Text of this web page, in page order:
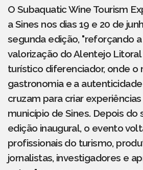
O Subaquatic Wine Tourism
a Sines nos dias 19 e 20 de
segunda edição, "reforçando
valorização do Alentejo
turístico diferenciador, onde o
gastronomia e a
cruzam para criar
município de Sines. Depois do
edição inaugural, o evento
profissionais do turismo,
jornalistas, investigadores e